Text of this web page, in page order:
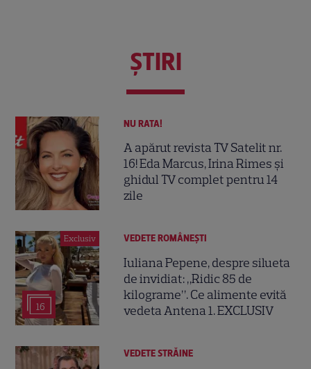
ŞTIRI
NU RATA!
A apărut revista TV Satelit nr.
16! Eda Marcus, Irina Rimes și
ghidul TV complet pentru 14
zile
Exclusiv
16
VEDETE ROMÂNEŞTI
Iuliana Pepene, despre silueta
de invidiat: „Ridic 85 de
kilograme”. Ce alimente evită
vedeta Antena 1. EXCLUSIV
VEDETE STRĂINE